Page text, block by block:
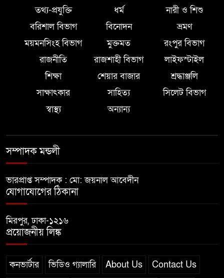
তথ্য-প্রযুক্তি
ধর্ম
নারী ও শিশু
বরিশাল বিভাগ
বিনোদন
ভ্রমণ
ময়মনসিংহ বিভাগ
মুক্তমত
রংপুর বিভাগ
রাজনীতি
রাজশাহী বিভাগ
লাইফস্টাইল
শিক্ষা
শেয়ার বাজার
শ্রদ্ধাঞ্জলি
সাক্ষাৎকার
সাহিত্য
সিলেট বিভাগ
স্বাস্থ্য
অন্যান্য
সম্পাদক মন্ডলী
ভারপ্রাপ্ত সম্পাদক : মো: জয়নাল আবেদীন
যোগাযোগের ঠিকানা
মিরপুর, ঢাকা-১২১৬
প্রয়োজনীয় লিঙ্ক
কনভার্টার ভিডিও গ্যালারি About Us Contact Us